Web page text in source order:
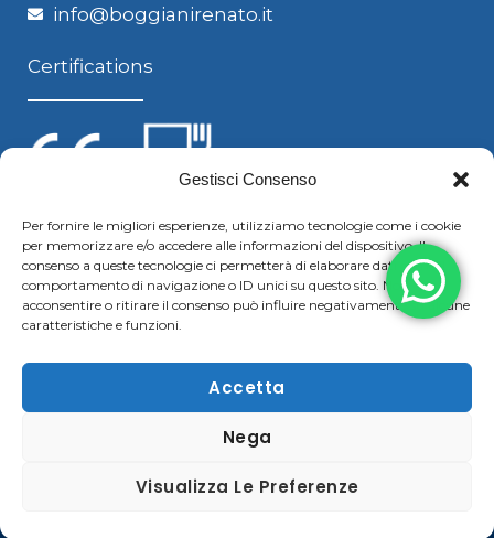
Gestisci Consenso
Per fornire le migliori esperienze, utilizziamo tecnologie come i cookie
per memorizzare e/o accedere alle informazioni del dispositivo. Il
consenso a queste tecnologie ci permetterà di elaborare dati come il
comportamento di navigazione o ID unici su questo sito. Non
acconsentire o ritirare il consenso può influire negativamente su alcune
caratteristiche e funzioni.
Accetta
Nega
Visualizza Le Preferenze
info@boggianirenato.it
Certifications
Follow us
F
c
Y
u
u
L
n
e
S
k
y
p
e
Copyright © 2021 Boggiani Renato SRLReg. Imp / P.IVA e
780183 | Cookie & Privacy Policy–Disclaimer